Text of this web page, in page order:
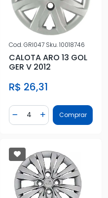
Cod.GRI047 Sku.10018746
CALOTA ARO 13 GOL
GER V 2012
R$ 26,31
Diminuir Quantidade
Quantidade
AdicionarComprar